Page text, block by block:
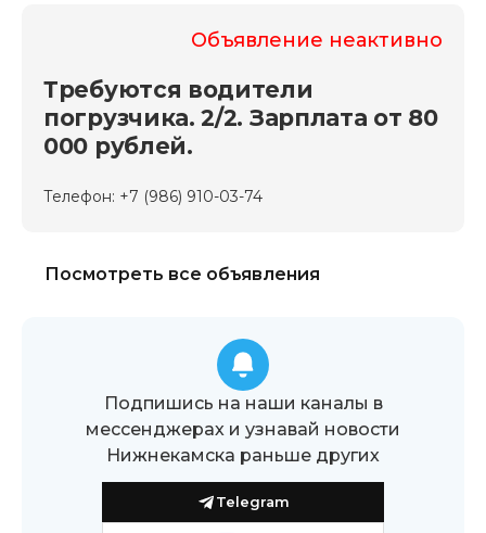
Объявление неактивно
Требуются водители
погрузчика. 2/2. Зарплата от 80
000 рублей.
Телефон: +7 (986) 910-03-74
Посмотреть все объявления
Подпишись на наши каналы в
мессенджерах и узнавай новости
Нижнекамска раньше других
Telegram